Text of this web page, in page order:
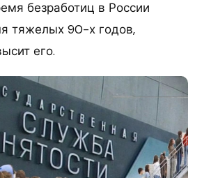
безработиц в России
тяжелых 90-х годов,
его.